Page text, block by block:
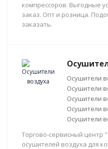
компрессоров. Выгодные
заказ. Опт и розница.
заказать.
Осушители
Осушители
Осушители
Осушители
Осушители
Торгово-сервисный центр
осушителей воздуха для